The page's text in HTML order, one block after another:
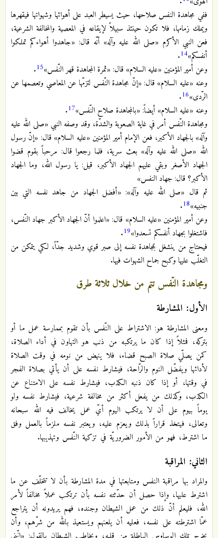
ففي مجاهدة النفس صلاحها، حيث يسيطر العبد على أهوائها وشهواتها فيقهرها
ويملك زمامها، فلا تكون حينئذ سبيلاً لإيقاعه في المعصية والمخالفة الشرعية،
فعن النبي الأكرم «صلى الله عليه وآله» أنّه قال: «جاهدوا أهواءكم تملكوا
أنفسكم»14
.
وعن أمير المؤمنين «عليه السلام» قال: «ثمرة المجاهدة قهر النّفس»15
.
وعنه «عليه السلام» قال: «إنّ مجاهدة النّفس لتزمّها عن المعاصي وتعصمها عن
الرّدى»16
.
وعنه «عليه السلام» أيضاً: «بالمجاهدة صلاح النّفس»17
.
ومجاهدة النّفس أمر في غاية الصعوبة والشدّة، وقد وصفه النبي «صلى الله عليه
وآله» بالجهاد الأكبر، فعن الإمام أمير المؤمنين «عليه السلام» قال: «إنّ رسول
الله «صلى الله عليه وآله» بعث سرية، فلما رجعوا قال: مرحباً بقوم قضوا
الجهاد الأصغر وبقي عليهم الجهاد الأكبر، قيل: يا رسول الله، وما الجهاد
الأكبر؟ قال: جهاد النفس»
ثم قال «صلى الله عليه وآله»: «أفضل الجهاد من جاهد نفسه التي بين
جنبيه»18
.
وعن أمير المؤمنين «عليه السلام» قال: «اعلموا أنّ الجهاد الأكبر جهاد النّفس،
فاشتغلوا بجهاد أنفسكم تسعدوا»19
.
فيحتاج من ينشغل بمجاهدة نفسه إلى صبر قوي وشديد جدّاً، لكي يتمكن من
التغلّب عليها وكبح جماح الشهوات فيها.
ومجاهدة النّفس تتم من خلال ثلاثة طرق
الأول: المشارطة
ومعنى المشارطة هو: الاشتراط على النّفس بأن تقوم بممارسة عمل ما أو
بتركه، فمثلاً إذا كان ما يرتكبه من ذنب هو التهاون في أداء الصلاة،
كمن يصلّي صلاة الصبح قضاء، فلا ينهض من نومه في وقت الصلاة
لأدائها ويفضّل النوم والرّاحة، فيشارط نفسه على أن يأتي بصلاة الفجر
في وقتها، أو إذا كان ذنبه الكذب، فيشارط نفسه على الامتناع عن
الكذب، وكذلك من يفعل أكثر من مخالفة شرعية، فيشارط نفسه ولو
يوماً بيوم على أن لا يرتكب اليوم أيّ عمل يخالف فيه الله سبحانه
وتعالى، فيتخذ قراراً بذلك ويعزم عليه، ويعتبر نفسه ملزماً بالعمل وفق
ما اشترط، فهو من الأمور الضروريّة في تزكية النّفس وتهذيبها.
الثاني: المراقبة
والمراد بها مراقبة النفس ومتابعتها في مدة المشارطة بأن لا تتخلّف عن ما
اشترط عليها، وإذا حصل أن حدّثته نفسه بأن ترتكب عملاً مخالفاً لأمر
الله، فليعلم أنّ ذلك من عمل الشيطان وجنده، فهم يريدونه أن يتراجع
عمّا اشترطته على نفسه، فعليه أن يلعنهم ويستعيذ بالله من شرّهم، وأن